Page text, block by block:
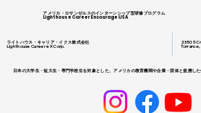
アメリカ・ロサンゼルスのインターンシップ型研修プログラム
Lighthouse Career Encourage USA
ライトハウス・キャリア・イクス株式会社
Lighthouse Career eX Corp.
23505
日本の大学生・短大生・専門学校生を対象とした、アメリカの教育機関や企業・団体と提携し